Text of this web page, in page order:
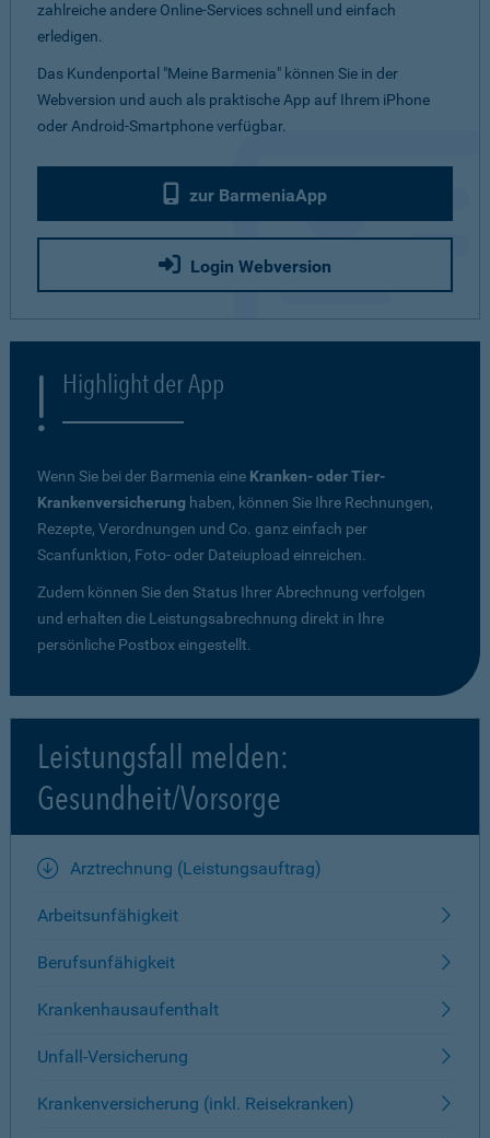
zahlreiche andere Online-Services schnell und einfach
erledigen.
Das Kundenportal "Meine Barmenia" können Sie in der
Webversion und auch als praktische App auf Ihrem iPhone
oder Android-Smartphone verfügbar.
zur BarmeniaApp
Login Webversion
Highlight der App
Wenn Sie bei der Barmenia eine Kranken- oder Tier-
Krankenversicherung haben, können Sie Ihre Rechnungen,
Rezepte, Verordnungen und Co. ganz einfach per
Scanfunktion, Foto- oder Dateiupload einreichen.
Zudem können Sie den Status Ihrer Abrechnung verfolgen
und erhalten die Leistungsabrechnung direkt in Ihre
persönliche Postbox eingestellt.
Leistungsfall melden:
Gesundheit/Vorsorge
Arztrechnung (Leistungsauftrag)
Arbeitsunfähigkeit
Berufsunfähigkeit
Krankenhausaufenthalt
Unfall-Versicherung
Krankenversicherung (inkl. Reisekranken)